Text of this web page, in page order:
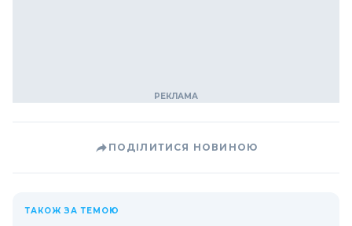
ПОДІЛИТИСЯ НОВИНОЮ
ТАКОЖ ЗА ТЕМОЮ